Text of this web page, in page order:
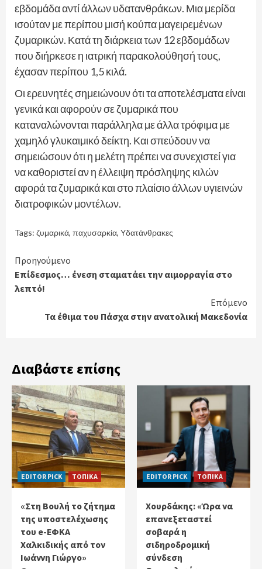
εβδομάδα αντί άλλων υδατανθράκων. Μια μερίδα
ισούταν με περίπου μισή κούπα μαγειρεμένων
ζυμαρικών. Κατά τη διάρκεια των 12 εβδομάδων
που διήρκεσε η ιατρική παρακολούθησή τους,
έχασαν περίπου 1,5 κιλά.
Οι ερευνητές σημειώνουν ότι τα αποτελέσματα είναι
γενικά και αφορούν σε ζυμαρικά που
καταναλώνονται παράλληλα με άλλα τρόφιμα με
χαμηλό γλυκαιμικό δείκτη. Και σπεύδουν να
σημειώσουν ότι η μελέτη πρέπει να συνεχιστεί για
να καθοριστεί αν η έλλειψη πρόσληψης κιλών
αφορά τα ζυμαρικά και στο πλαίσιο άλλων υγιεινών
διατροφικών μοντέλων.
Tags: ζυμαρικά, παχυσαρκία, Υδατάνθρακες
Continue
Reading
Προηγούμενο
Επίδεσμος… ένεση σταματάει την αιμορραγία στο
λεπτό!
Επόμενο
Τα έθιμα του Πάσχα στην ανατολική Μακεδονία
Διαβάστε επίσης
EDITOR PICK ΤΟΠΙΚΑ
«Στη Βουλή το ζήτημα
της υποστελέχωσης
του e-ΕΦΚΑ
Χαλκιδικής από τον
Ιωάννη Γιώργο»
EDITOR PICK ΤΟΠΙΚΑ
Χουρδάκης: «Ώρα να
επανεξεταστεί
σοβαρά η
σιδηροδρομική
σύνδεση